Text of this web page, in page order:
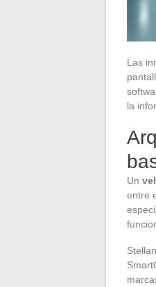
Las
la
Un
entre